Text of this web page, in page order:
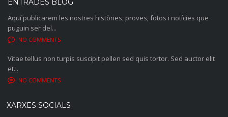
ENTRADES BLOG
Aquí publicarem les nostres històries, proves, fotos i notícies que
puguin ser del...
NO COMMENTS
Vitae tellus non turpis suscipit pellen sed quis tortor. Sed auctor elit
et...
NO COMMENTS
XARXES SOCIALS